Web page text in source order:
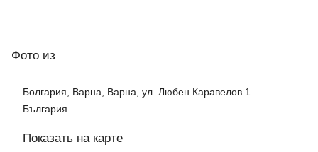
Фото из
Болгария, Варна, Варна, ул. Любен Каравелов 1
България
Показать на карте